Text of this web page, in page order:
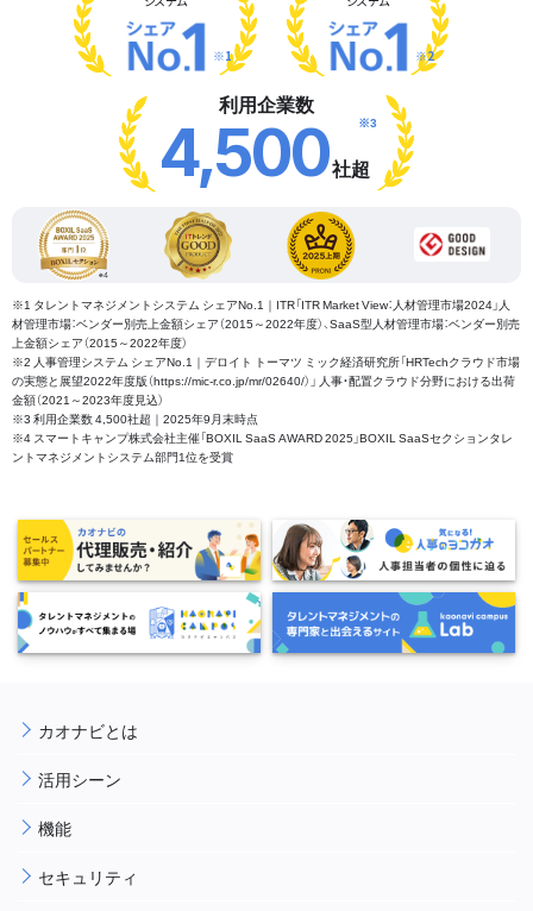
※1 ※2
利用企業数
4,500社超
※3
※1 タレントマネジメントシステム シェアNo.1｜ITR「ITR Market View：人材管理市場2024」人
材管理市場：ベンダー別売上金額シェア（2015～2022年度）、SaaS型人材管理市場：ベンダー別売
上金額シェア（2015～2022年度）
※2 人事管理システム シェアNo.1｜デロイト トーマツ ミック経済研究所「HRTechクラウド市場
の実態と展望2022年度版（https://mic-r.co.jp/mr/02640/）」 人事・配置クラウド分野における出荷
金額（2021～2023年度見込）
※3 利用企業数 4,500社超｜2025年9月末時点
※4 スマートキャンプ株式会社主催「BOXIL SaaS AWARD 2025」BOXIL SaaSセクションタレ
ントマネジメントシステム部門1位を受賞
カオナビとは
活用シーン
機能
セキュリティ